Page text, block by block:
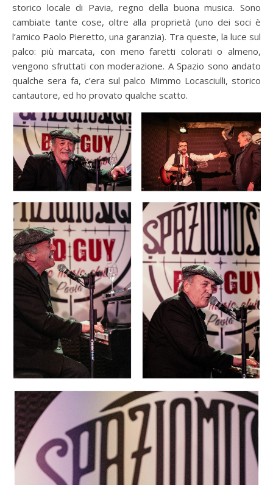
storico locale di Pavia, regno della buona musica. Sono
cambiate tante cose, oltre alla proprietà (uno dei soci è
l’amico Paolo Pieretto, una garanzia). Tra queste, la luce sul
palco: più marcata, con meno faretti colorati o almeno,
vengono sfruttati con moderazione. A Spazio sono andato
qualche sera fa, c’era sul palco Mimmo Locasciulli, storico
cantautore, ed ho provato qualche scatto.